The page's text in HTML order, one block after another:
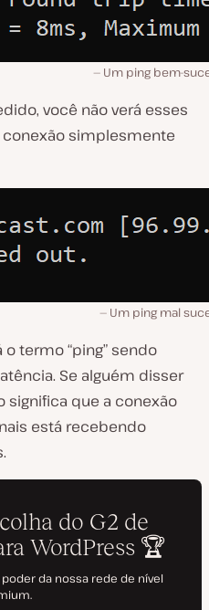
Um ping bem-
você não verá esses
conexão simplesmente
Um ping mal
termo “ping” sendo
Se alguém disser
significa que a conexão
está recebendo